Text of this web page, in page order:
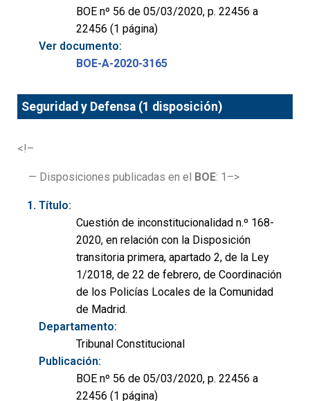
BOE nº 56 de 05/03/2020, p. 22456 a
22456 (1 página)
Ver documento:
BOE-A-2020-3165
Seguridad y Defensa (1 disposición)
<!–
— Disposiciones publicadas en el BOE: 1–>
Título:
Cuestión de inconstitucionalidad n.º 168-
2020, en relación con la Disposición
transitoria primera, apartado 2, de la Ley
1/2018, de 22 de febrero, de Coordinación
de los Policías Locales de la Comunidad
de Madrid.
Departamento:
Tribunal Constitucional
Publicación:
BOE nº 56 de 05/03/2020, p. 22456 a
22456 (1 página)